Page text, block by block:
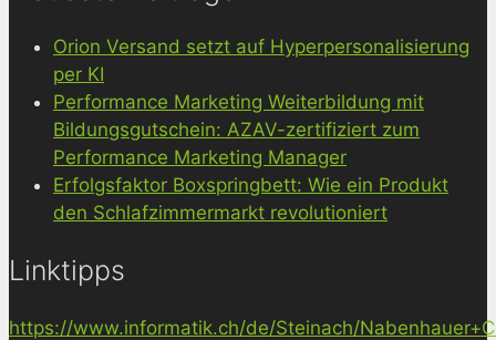
Orion Versand setzt auf Hyperpersonalisierung
per KI
Performance Marketing Weiterbildung mit
Bildungsgutschein: AZAV-zertifiziert zum
Performance Marketing Manager
Erfolgsfaktor Boxspringbett: Wie ein Produkt
den Schlafzimmermarkt revolutioniert
Linktipps
https://www.informatik.ch/de/Steinach/